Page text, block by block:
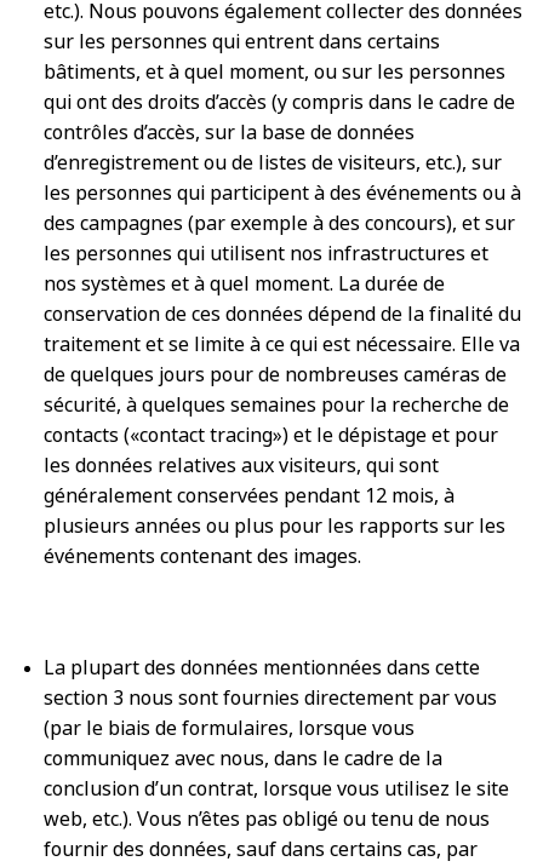
etc.). Nous pouvons également collecter des données
sur les personnes qui entrent dans certains
bâtiments, et à quel moment, ou sur les personnes
qui ont des droits d’accès (y compris dans le cadre de
contrôles d’accès, sur la base de données
d’enregistrement ou de listes de visiteurs, etc.), sur
les personnes qui participent à des événements ou à
des campagnes (par exemple à des concours), et sur
les personnes qui utilisent nos infrastructures et
nos systèmes et à quel moment. La durée de
conservation de ces données dépend de la finalité du
traitement et se limite à ce qui est nécessaire. Elle va
de quelques jours pour de nombreuses caméras de
sécurité, à quelques semaines pour la recherche de
contacts («contact tracing») et le dépistage et pour
les données relatives aux visiteurs, qui sont
généralement conservées pendant 12 mois, à
plusieurs années ou plus pour les rapports sur les
événements contenant des images.
La plupart des données mentionnées dans cette
section 3 nous sont fournies directement par vous
(par le biais de formulaires, lorsque vous
communiquez avec nous, dans le cadre de la
conclusion d’un contrat, lorsque vous utilisez le site
web, etc.). Vous n’êtes pas obligé ou tenu de nous
fournir des données, sauf dans certains cas, par